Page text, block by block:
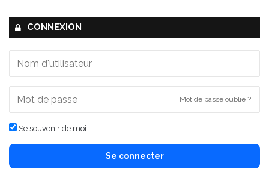
CONNEXION
Mot de passe oublié ?
Se souvenir de moi
Se connecter